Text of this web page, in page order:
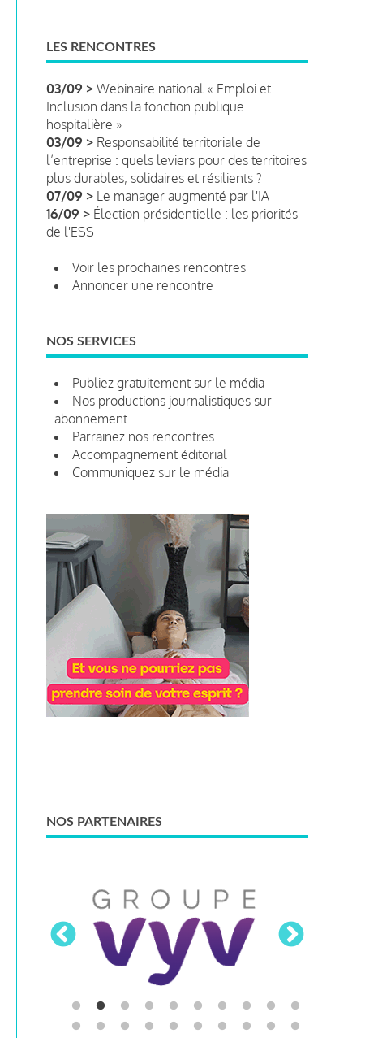
LES RENCONTRES
03/09 > Webinaire national « Emploi et
Inclusion dans la fonction publique
hospitalière »
03/09 > Responsabilité territoriale de
l’entreprise : quels leviers pour des territoires
plus durables, solidaires et résilients ?
07/09 > Le manager augmenté par l'IA
16/09 > Élection présidentielle : les priorités
de l'ESS
Voir les prochaines rencontres
Annoncer une rencontre
NOS SERVICES
Publiez gratuitement sur le média
Nos productions journalistiques sur
abonnement
Parrainez nos rencontres
Accompagnement éditorial
Communiquez sur le média
NOS PARTENAIRES